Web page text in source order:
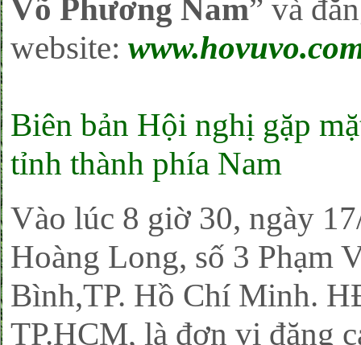
Võ Phương Nam” và
website:
Biên bản Hội nghị gặp
tỉnh thành phía Nam
Vào lúc 8 giờ 30, ngày
Hoàng Long, số 3 Phạm
Bình,TP. Hồ Chí Minh.
TP.HCM, là đơn vị đăng